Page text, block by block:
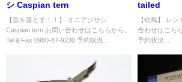
シ Caspian tern
【魚を落とす！！】 オニアジサシ
Caspian tern お問い合わせはこちらから。
Tel＆Fax 0980-87-9230 予約状況...
tailed
【幼鳥】 レ
合わせはこち
予約状況...